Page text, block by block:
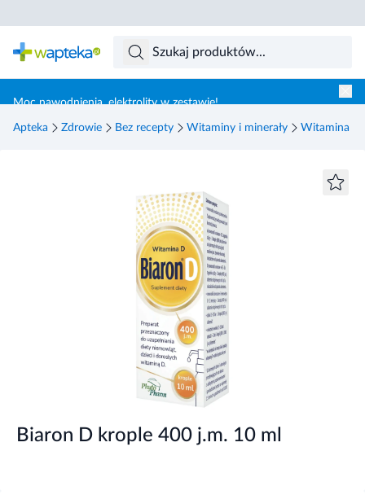
Moc nawodnienia, elektrolity w zestawie!
Apteka Zdrowie Bez recepty Witaminy i minerały Witamina D
Biaron D krople 400 j.m. 10 ml